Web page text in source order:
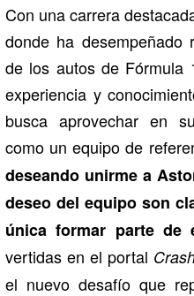
Con una carrera
donde ha
de los autos de Fórmula
experiencia y
busca aprovechar en
como un equipo de
deseando unirme a
deseo del equipo son
única formar parte de
vertidas en el portal
el nuevo desafío que